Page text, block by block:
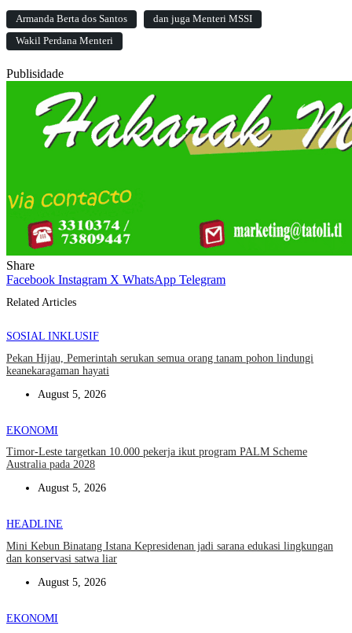
Armanda Berta dos Santos
dan juga Menteri MSSI
Wakil Perdana Menteri
Publisidade
Share
Facebook Instagram X WhatsApp Telegram
Related Articles
SOSIAL INKLUSIF
Pekan Hijau, Pemerintah serukan semua orang tanam pohon lindungi
keanekaragaman hayati
August 5, 2026
EKONOMI
Timor-Leste targetkan 10.000 pekerja ikut program PALM Scheme
Australia pada 2028
August 5, 2026
HEADLINE
Mini Kebun Binatang Istana Kepresidenan jadi sarana edukasi lingkungan
dan konservasi satwa liar
August 5, 2026
EKONOMI